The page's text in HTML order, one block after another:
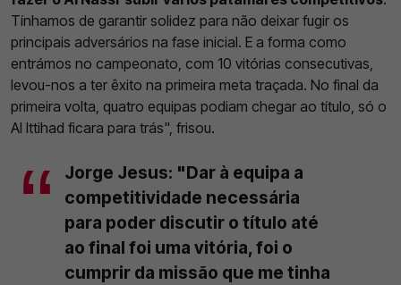
Tínhamos de garantir solidez para não deixar fugir os
principais adversários na fase inicial. E a forma como
entrámos no campeonato, com 10 vitórias consecutivas,
levou-nos a ter êxito na primeira meta traçada. No final da
primeira volta, quatro equipas podiam chegar ao título, só o
Al Ittihad ficara para trás", frisou.
Jorge Jesus: "Dar à equipa a
competitividade necessária
para poder discutir o título até
ao final foi uma vitória, foi o
cumprir da missão que me tinha